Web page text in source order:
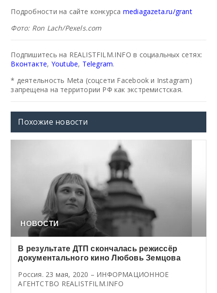
Подробности на сайте конкурса mediagazeta.ru/grant
Фото: Ron Lach/Pexels.com
Подпишитесь на REALISTFILM.INFO в социальных сетях:
Вконтакте, Youtube, Telegram.
* деятельность Meta (соцсети Facebook и Instagram)
запрещена на территории РФ как экстремистская.
Похожие новости
НОВОСТИ
В результате ДТП скончалась режиссёр
документального кино Любовь Земцова
Россия. 23 мая, 2020 – ИНФОРМАЦИОННОЕ
АГЕНТСТВО REALISTFILM.INFO